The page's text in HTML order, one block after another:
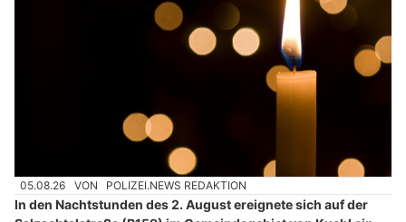
05.08.26 VON POLIZEI.NEWS REDAKTION
In den Nachtstunden des 2. August ereignete sich auf der